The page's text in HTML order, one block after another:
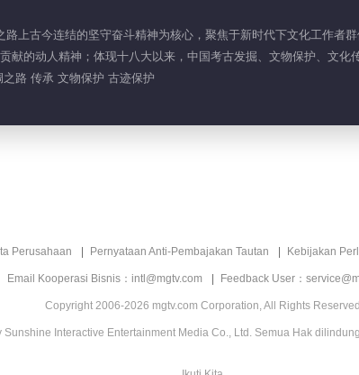
路上古今连结的坚守奋斗精神为核心，聚焦于新时代下文化工作
献的动人精神；体现十八大以来，中国考古发掘、文物保护、文
路 传承 文物保护 古迹保护
Perusahaan Pernyataan Anti-Pembajakan Tautan Kebijakan
Email Kooperasi Bisnis：intl@mgtv.com Feedback User：
Copyright 2006-2026 mgtv.com Corporation, All Rights Reserved
Sunshine Interactive Entertainment Media Co., Ltd. Semua Hak